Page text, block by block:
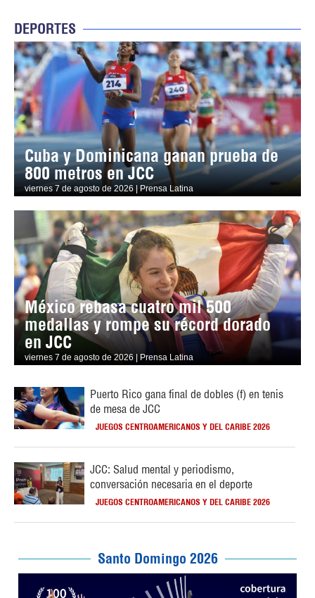
DEPORTES
Cuba y Dominicana ganan prueba de
800 metros en JCC
viernes 7 de agosto de 2026 | Prensa Latina
México rebasa cuatro mil 500
medallas y rompe su récord dorado
en JCC
viernes 7 de agosto de 2026 | Prensa Latina
Puerto Rico gana final de dobles (f) en tenis
de mesa de JCC
JUEGOS CENTROAMERICANOS Y DEL CARIBE 2026
JCC: Salud mental y periodismo,
conversación necesaria en el deporte
JUEGOS CENTROAMERICANOS Y DEL CARIBE 2026
Santo Domingo 2026